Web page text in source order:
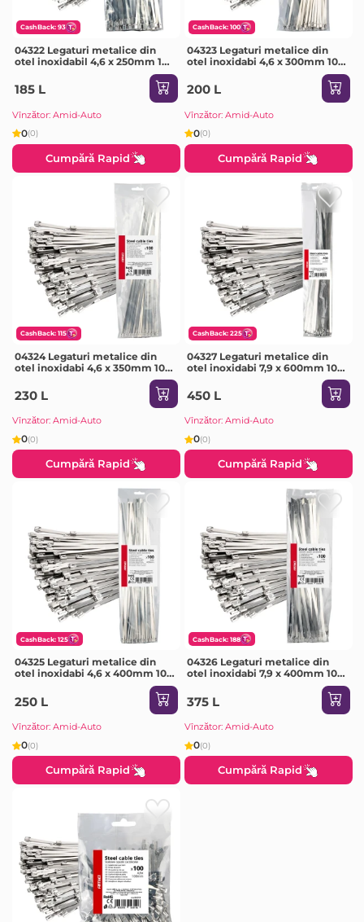
CashBack: 93
04322 Legaturi metalice din
otel inoxidabil 4,6 х 250mm 100
185 L
Vînzător: Amid-Auto
0(0)
Cumpără Rapid
CashBack: 100
04323 Legaturi metalice din
otel inoxidabi 4,6 х 300mm 100
200 L
Vînzător: Amid-Auto
0(0)
Cumpără Rapid
CashBack: 115
04324 Legaturi metalice din
otel inoxidabi 4,6 х 350mm 100
230 L
Vînzător: Amid-Auto
0(0)
Cumpără Rapid
CashBack: 225
04327 Legaturi metalice din
otel inoxidabi 7,9 х 600mm 100
450 L
Vînzător: Amid-Auto
0(0)
Cumpără Rapid
CashBack: 125
04325 Legaturi metalice din
otel inoxidabi 4,6 х 400mm 100
250 L
Vînzător: Amid-Auto
0(0)
Cumpără Rapid
CashBack: 188
04326 Legaturi metalice din
otel inoxidabi 7,9 х 400mm 100
375 L
Vînzător: Amid-Auto
0(0)
Cumpără Rapid